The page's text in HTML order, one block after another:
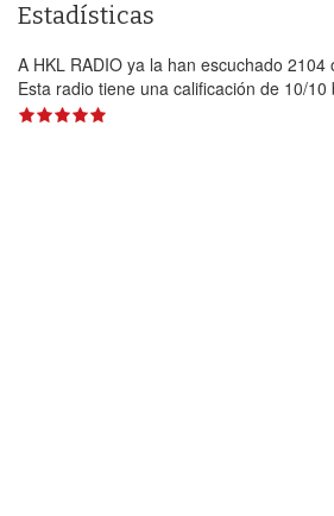
Estadísticas
A HKL RADIO ya la han escuchado 2104
Esta radio tiene una calificación de 10/10